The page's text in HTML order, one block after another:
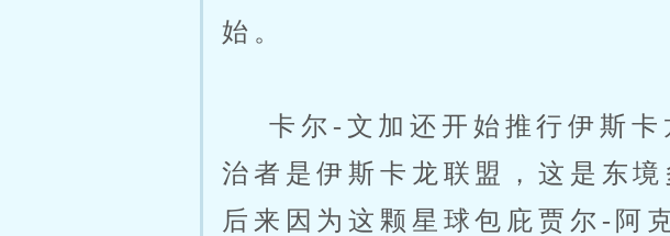
始。
卡尔-文加还开始推行伊斯卡
治者是伊斯卡龙联盟，这是东
后来因为这颗星球包庇贾尔-阿